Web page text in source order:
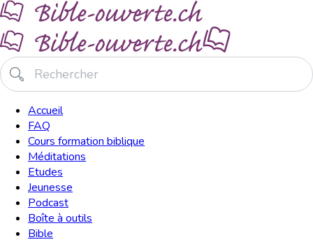
Accueil
FAQ
Cours formation biblique
Méditations
Etudes
Jeunesse
Podcast
Boîte à outils
Bible